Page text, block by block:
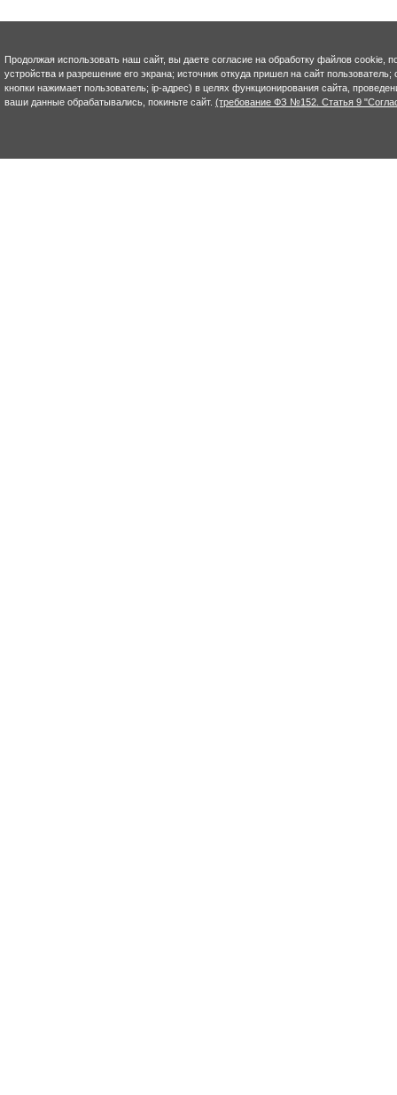
Продолжая использовать наш сайт, вы даете согласие на обработку файлов
устройства и разрешение его экрана; источник откуда пришел на сайт
кнопки нажимает пользователь; ip-адрес) в целях функционирования сайта,
ваши данные обрабатывались, покиньте сайт. (требование ФЗ №152. Статья 9